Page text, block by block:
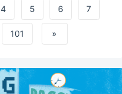
4 5 6 7
101 »